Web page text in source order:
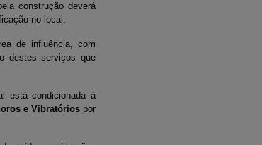
construção deverá
no local.
de influência, com
destes serviços que
está condicionada à
e Vibratórios por